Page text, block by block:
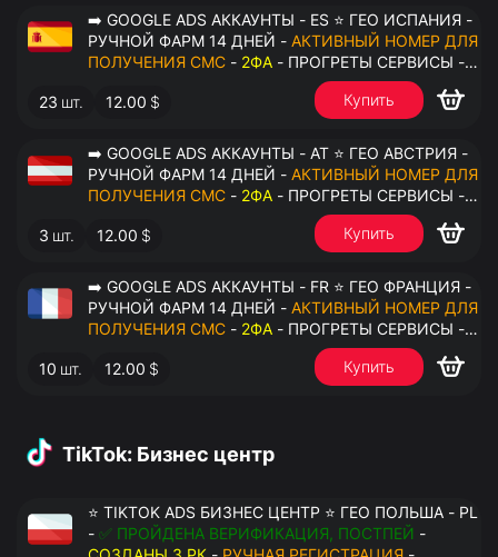
➡️ GOOGLE ADS АККАУНТЫ - ES ⭐ ГЕО ИСПАНИЯ -
РУЧНОЙ ФАРМ 14 ДНЕЙ - АКТИВНЫЙ НОМЕР ДЛЯ
ПОЛУЧЕНИЯ СМС - 2ФА - ПРОГРЕТЫ СЕРВИСЫ -
23 шт. 12.00 $ Купить
➡️ GOOGLE ADS АККАУНТЫ - AT ⭐ ГЕО АВСТРИЯ -
РУЧНОЙ ФАРМ 14 ДНЕЙ - АКТИВНЫЙ НОМЕР ДЛЯ
ПОЛУЧЕНИЯ СМС - 2ФА - ПРОГРЕТЫ СЕРВИСЫ -
3 шт. 12.00 $ Купить
➡️ GOOGLE ADS АККАУНТЫ - FR ⭐ ГЕО ФРАНЦИЯ -
РУЧНОЙ ФАРМ 14 ДНЕЙ - АКТИВНЫЙ НОМЕР ДЛЯ
ПОЛУЧЕНИЯ СМС - 2ФА - ПРОГРЕТЫ СЕРВИСЫ -
10 шт. 12.00 $ Купить
TikTok: Бизнес центр
⭐ TIKTOK ADS БИЗНЕС ЦЕНТР ⭐ ГЕО ПОЛЬША - PL
- ✅ ПРОЙДЕНА ВЕРИФИКАЦИЯ, ПОСТПЕЙ -